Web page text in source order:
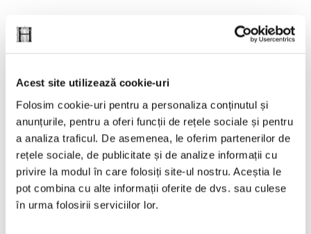
Acest site utilizează cookie-uri
Folosim cookie-uri pentru a personaliza conținutul și
anunțurile, pentru a oferi funcții de rețele sociale și pentru
a analiza traficul. De asemenea, le oferim partenerilor de
rețele sociale, de publicitate și de analize informații cu
privire la modul în care folosiți site-ul nostru. Aceștia le
pot combina cu alte informații oferite de dvs. sau culese
în urma folosirii serviciilor lor.
Peter Haas și fantoma din
PREȚ 87.00 RON